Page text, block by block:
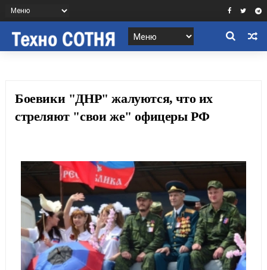
Боевики "ДНР" жалуются, что их
стреляют "свои же" офицеры РФ